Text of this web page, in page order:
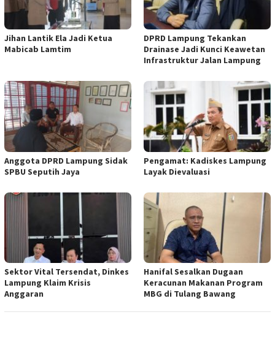
Jihan Lantik Ela Jadi Ketua
Mabicab Lamtim
DPRD Lampung Tekankan
Drainase Jadi Kunci Keawetan
Infrastruktur Jalan Lampung
Anggota DPRD Lampung Sidak
SPBU Seputih Jaya
Pengamat: Kadiskes Lampung
Layak Dievaluasi
Sektor Vital Tersendat, Dinkes
Lampung Klaim Krisis
Anggaran
Hanifal Sesalkan Dugaan
Keracunan Makanan Program
MBG di Tulang Bawang